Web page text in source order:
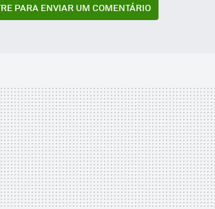
PARA ENVIAR UM COMENTÁRIO